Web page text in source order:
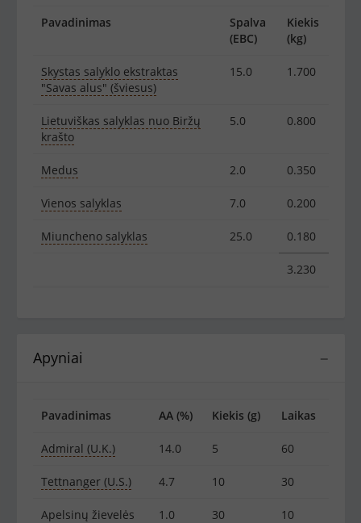
Pavadinimas
Spalva
(EBC)
Kiekis
(kg)
Skystas salyklo ekstraktas
"Savas alus" (šviesus)
15.0 1.700
Lietuviškas salyklas nuo Biržų
krašto
5.0 0.800
Medus 2.0 0.350
Vienos salyklas 7.0 0.200
Miuncheno salyklas 25.0 0.180
3.230
−
Apyniai
Pavadinimas AA (%) Kiekis (g) Laikas
Admiral (U.K.) 14.0 5 60
Tettnanger (U.S.) 4.7 10 30
Apelsinų žievelės 1.0 30 10